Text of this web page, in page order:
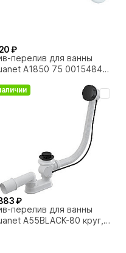
₽
перелив для ванны
A1850 75 00154846
₽
перелив для ванны
A55BLACK-80 круг,